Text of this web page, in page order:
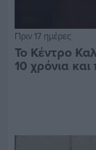
Πριν 17 ημέρες
Το Κέντρο
10 χρόνια